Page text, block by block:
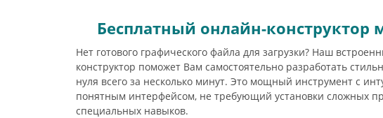
Бесплатный онлайн-конструктор
Нет готового графического файла для загрузки? Наш
конструктор поможет Вам самостоятельно разработать
нуля всего за несколько минут. Это мощный инструмент с
понятным интерфейсом, не требующий установки сложных
специальных навыков.